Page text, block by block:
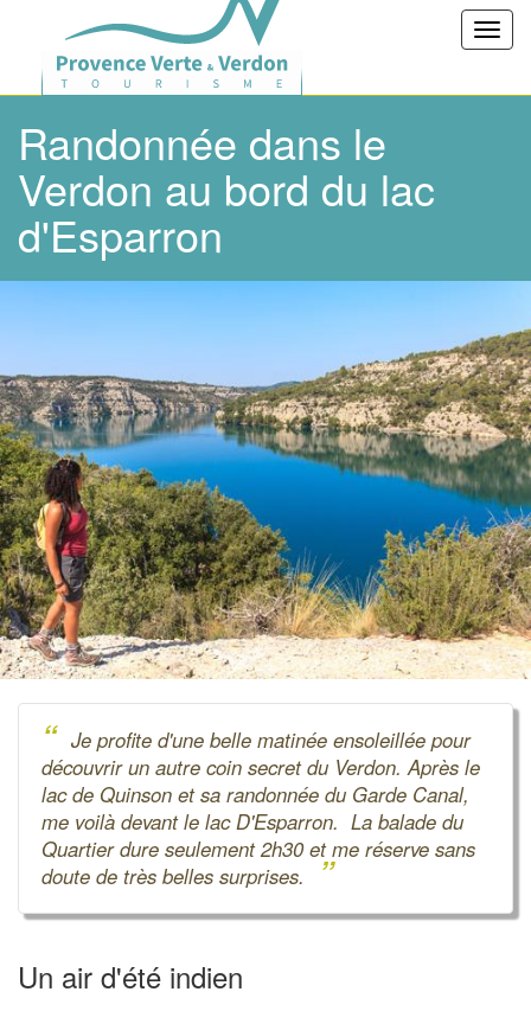
Randonnée dans le
Verdon au bord du lac
d'Esparron
“ Je profite d'une belle matinée ensoleillée pour
découvrir un autre coin secret du Verdon. Après le
lac de Quinson et sa randonnée du Garde Canal,
me voilà devant le lac D'Esparron. La balade du
Quartier dure seulement 2h30 et me réserve sans
doute de très belles surprises.
”
Un air d'été indien